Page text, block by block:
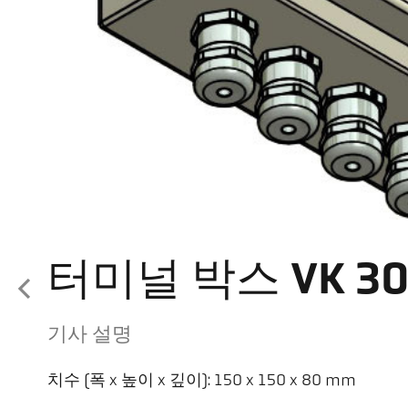
터미널 박스 VK
기사 설명
치수 (폭 x 높이 x 깊이): 150 x 150 x 80 mm